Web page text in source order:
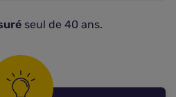
seul de 40 ans.